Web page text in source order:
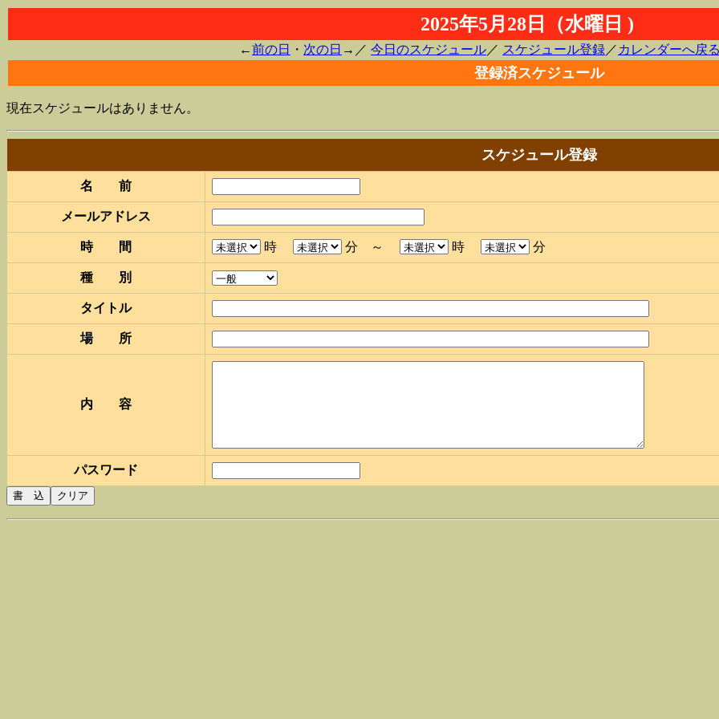
2025年5月28日（水曜日 )
←前の日 ・ 次の日 →／ 今日のスケジュール ／ スケジュール登録 ／ カレンダーへ戻る
登録済スケジュール
現在スケジュールはありません。
スケジュール登録
名 前
メールアドレス
時 間 時 分 ～ 時 分
種 別
タイトル
場 所
内 容
パスワード